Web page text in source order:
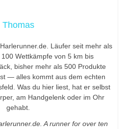
Thomas
Läufer seit mehr als
Wettkämpfe von 5 km bis
bisher mehr als 500 Produkte
— alles kommt aus dem echten
Was du hier liest, hat er selbst
am Handgelenk oder im Ohr
gehabt.
A runner for over ten